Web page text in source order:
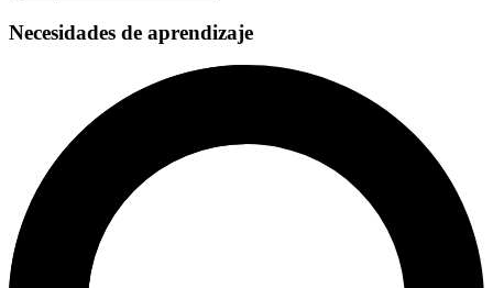
Necesidades de aprendizaje